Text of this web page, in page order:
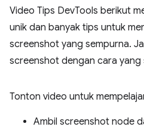
Video Tips DevTools berikut
unik dan banyak tips untuk
screenshot yang sempurna.
screenshot dengan cara yang
Tonton video untuk
Ambil screenshot node